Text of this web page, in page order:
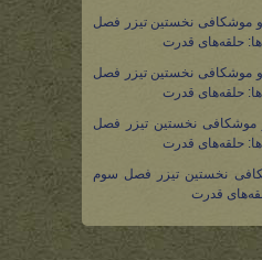
و موشکافی نخستین تیزر فصل
حلقه‌های قدرت
و موشکافی نخستین تیزر فصل
حلقه‌های قدرت
موشکافی نخستین تیزر فصل
حلقه‌های قدرت
نخستین تیزر فصل سوم
قدرت